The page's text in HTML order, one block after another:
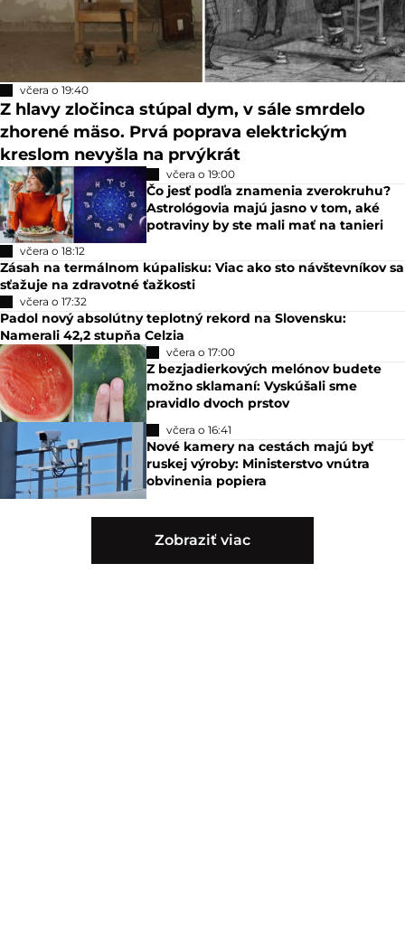
včera o 19:40
Z hlavy zločinca stúpal dym, v sále smrdelo
zhorené mäso. Prvá poprava elektrickým
kreslom nevyšla na prvýkrát
včera o 19:00
Čo jesť podľa znamenia zverokruhu?
Astrológovia majú jasno v tom, aké
potraviny by ste mali mať na tanieri
včera o 18:12
Zásah na termálnom kúpalisku: Viac ako sto návštevníkov sa
sťažuje na zdravotné ťažkosti
včera o 17:32
Padol nový absolútny teplotný rekord na Slovensku:
Namerali 42,2 stupňa Celzia
včera o 17:00
Z bezjadierkových melónov budete
možno sklamaní: Vyskúšali sme
pravidlo dvoch prstov
včera o 16:41
Nové kamery na cestách majú byť
ruskej výroby: Ministerstvo vnútra
obvinenia popiera
Zobraziť viac